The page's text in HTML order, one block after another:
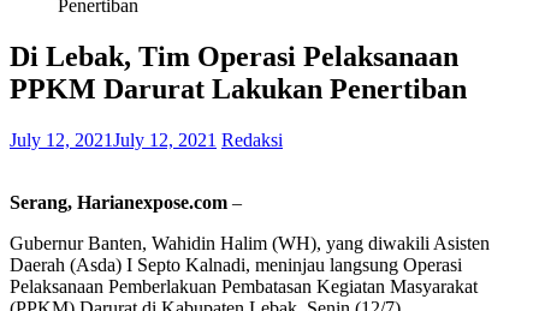
Penertiban
Di Lebak, Tim Operasi Pelaksanaan
PPKM Darurat Lakukan Penertiban
July 12, 2021July 12, 2021 Redaksi
Serang, Harianexpose.com –
Gubernur Banten, Wahidin Halim (WH), yang diwakili Asisten
Daerah (Asda) I Septo Kalnadi, meninjau langsung Operasi
Pelaksanaan Pemberlakuan Pembatasan Kegiatan Masyarakat